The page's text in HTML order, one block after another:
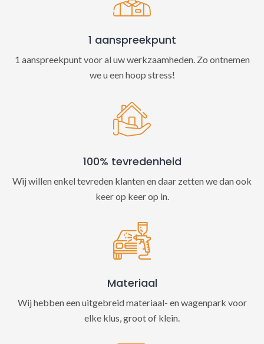
1 aanspreekpunt
1 aanspreekpunt voor al uw werkzaamheden. Zo ontnemen
we u een hoop stress!
100% tevredenheid
Wij willen enkel tevreden klanten en daar zetten we dan ook
keer op keer op in.
Materiaal
Wij hebben een uitgebreid materiaal- en wagenpark voor
elke klus, groot of klein.